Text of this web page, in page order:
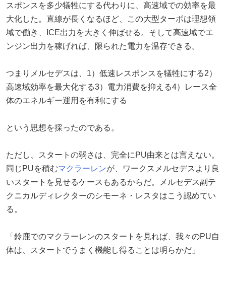
スポンスを多少犠牲にする代わりに、高速域での効率を最
大化した。直線が長くなるほど、この大型ターボは理想領
域で働き、ICE出力を大きく伸ばせる。そして高速域でエ
ンジン出力を稼げれば、限られた電力を温存できる。
つまりメルセデスは、1）低速レスポンスを犠牲にする2）
高速域効率を最大化する3）電力消費を抑える4）レース全
体のエネルギー運用を有利にする
という思想を採ったのである。
ただし、スタートの弱さは、完全にPU由来とは言えない。
同じPUを積むマクラーレンが、ワークスメルセデスより良
いスタートを見せるケースもあるからだ。メルセデス副テ
クニカルディレクターのシモーネ・レスタはこう認めてい
る。
「鈴鹿でのマクラーレンのスタートを見れば、我々のPU自
体は、スタートでうまく機能し得ることは明らかだ」